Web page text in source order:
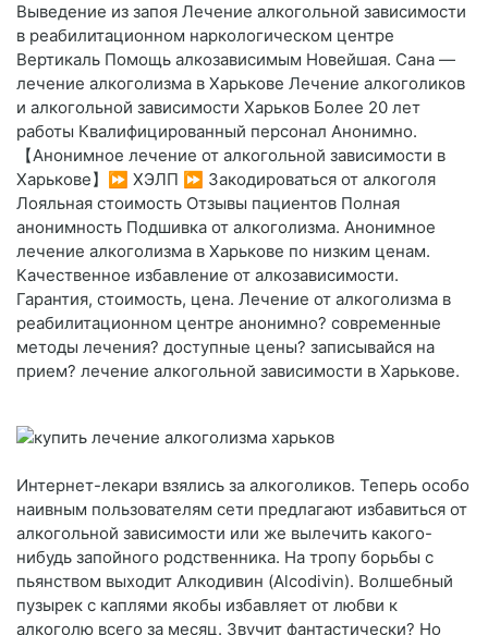
Выведение из запоя Лечение алкогольной зависимости
в реабилитационном наркологическом центре
Вертикаль Помощь алкозависимым Новейшая. Сана —
лечение алкоголизма в Харькове Лечение алкоголиков
и алкогольной зависимости Харьков Более 20 лет
работы Квалифицированный персонал Анонимно.
【Анонимное лечение от алкогольной зависимости в
Харькове】⏩ ХЭЛП ⏩ Закодироваться от алкоголя
Лояльная стоимость Отзывы пациентов Полная
анонимность Подшивка от алкоголизма. Анонимное
лечение алкоголизма в Харькове по низким ценам.
Качественное избавление от алкозависимости.
Гарантия, стоимость, цена. Лечение от алкоголизма в
реабилитационном центре анонимно? современные
методы лечения? доступные цены? записывайся на
прием? лечение алкогольной зависимости в Харькове.
Интернет-лекари взялись за алкоголиков. Теперь особо
наивным пользователям сети предлагают избавиться от
алкогольной зависимости или же вылечить какого-
нибудь запойного родственника. На тропу борьбы с
пьянством выходит Алкодивин (Alcodivin). Волшебный
пузырек с каплями якобы избавляет от любви к
алкоголю всего за месяц. Звучит фантастически? Но